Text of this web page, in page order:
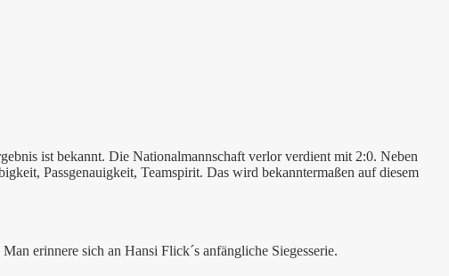
ist bekannt. Die Nationalmannschaft verlor verdient mit 2:0. Neben
Passgenauigkeit, Teamspirit. Das wird bekanntermaßen auf diesem
erinnere sich an Hansi Flick´s anfängliche Siegesserie.